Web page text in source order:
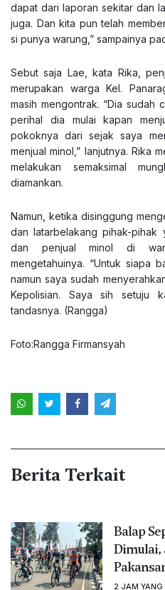
dapat dari laporan sekitar dan
juga. Dan kita pun telah
si punya warung,” sampainya
Sebut saja Lae, kata Rika,
merupakan warga Kel.
masih mengontrak. “Dia sudah
perihal dia mulai kapan
pokoknya dari sejak saya
menjual minol,” lanjutnya. Rika
melakukan semaksimal
diamankan.
Namun, ketika disinggung
dan latarbelakang pihak-pihak
dan penjual minol di
mengetahuinya. “Untuk siapa
namun saya sudah
Kepolisian. Saya sih setuju
tandasnya. (Rangga)
Foto:Rangga Firmansyah
Berita Terkait
Balap
Dimulai,
2 JAM YANG